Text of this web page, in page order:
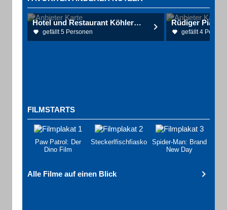
Hotel und Restaurant Köhlerhütte-Fürstenbrunn
gefällt 5 Personen gefällt 4
FILMSTARTS
Paw Patrol: Der
Dino Film
Steckerlfischfiasko
Spider-Man: Brand
New Day
Alle Filme auf einen Blick